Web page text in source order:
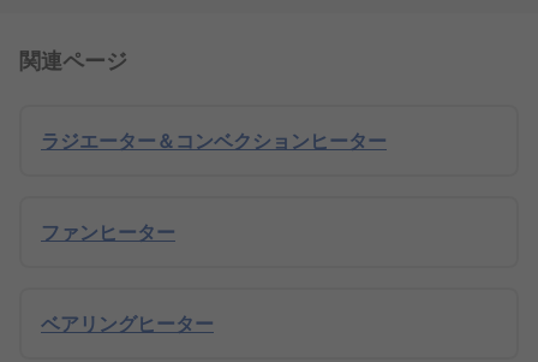
関連ページ
ラジエーター＆コンベクションヒーター
ファンヒーター
ベアリングヒーター